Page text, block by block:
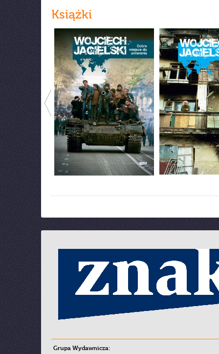
Książki
Grupa Wydawnicza: